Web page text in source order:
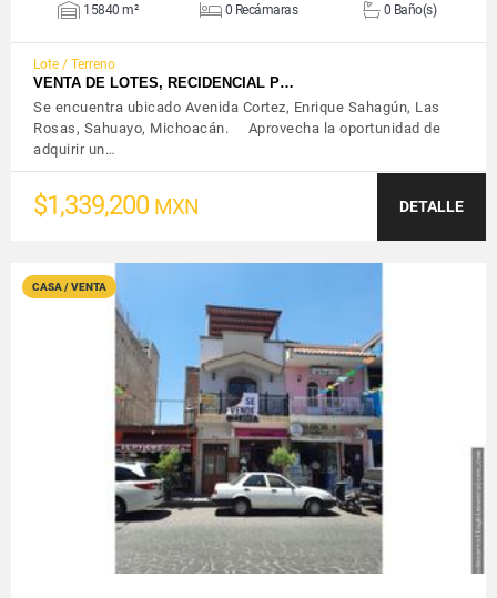
15840 m² 0 Recámaras 0 Baño(s)
Lote / Terreno
VENTA DE LOTES, RECIDENCIAL P…
Se encuentra ubicado Avenida Cortez, Enrique Sahagún, Las
Rosas, Sahuayo, Michoacán. Aprovecha la oportunidad de
adquirir un…
$1,339,200 MXN DETALLE
CASA / VENTA
VER DETALLES